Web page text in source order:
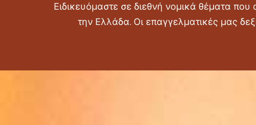
Ειδικευόμαστε σε διεθνή νομικά θέματα
την Ελλάδα. Οι επαγγελματικές μας